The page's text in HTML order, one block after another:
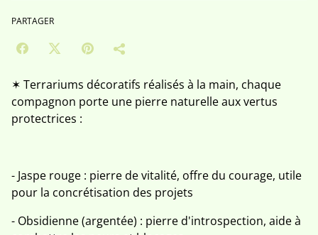
PARTAGER
✶ Terrariums décoratifs réalisés à la main, chaque
compagnon porte une pierre naturelle aux vertus
protectrices :
- Jaspe rouge : pierre de vitalité, offre du courage, utile
pour la concrétisation des projets
- Obsidienne (argentée) : pierre d'introspection, aide à